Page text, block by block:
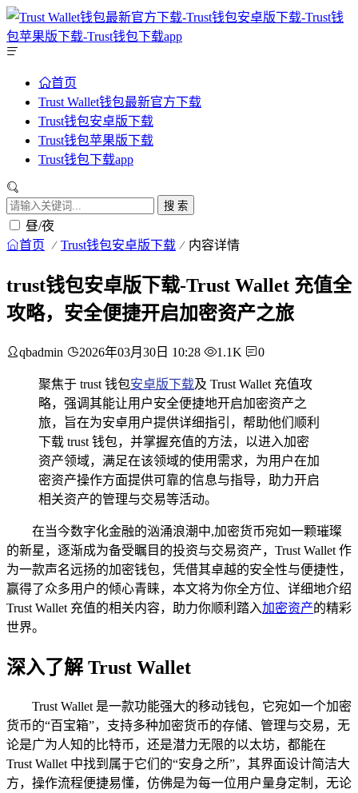
首页
Trust Wallet钱包最新官方下载
Trust钱包安卓版下载
Trust钱包苹果版下载
Trust钱包下载app
搜 索
昼/夜
首页 Trust钱包安卓版下载 内容详情
trust钱包安卓版下载-Trust Wallet 充值全
攻略，安全便捷开启加密资产之旅
qbadmin 2026年03月30日 10:28 1.1K 0
聚焦于 trust 钱包安卓版下载及 Trust Wallet 充值攻
略，强调其能让用户安全便捷地开启加密资产之
旅，旨在为安卓用户提供详细指引，帮助他们顺利
下载 trust 钱包，并掌握充值的方法，以进入加密
资产领域，满足在该领域的使用需求，为用户在加
密资产操作方面提供可靠的信息与指导，助力开启
相关资产的管理与交易等活动。
在当今数字化金融的汹涌浪潮中,加密货币宛如一颗璀璨
的新星，逐渐成为备受瞩目的投资与交易资产，Trust Wallet 作
为一款声名远扬的加密钱包，凭借其卓越的安全性与便捷性，
赢得了众多用户的倾心青睐，本文将为你全方位、详细地介绍
Trust Wallet 充值的相关内容，助力你顺利踏入加密资产的精彩
世界。
深入了解 Trust Wallet
Trust Wallet 是一款功能强大的移动钱包，它宛如一个加密
货币的“百宝箱”，支持多种加密货币的存储、管理与交易，无
论是广为人知的比特币，还是潜力无限的以太坊，都能在
Trust Wallet 中找到属于它们的“安身之所”，其界面设计简洁大
方，操作流程便捷易懂，仿佛是为每一位用户量身定制，无论